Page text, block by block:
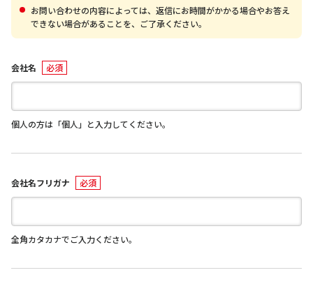
お問い合わせの内容によっては、返信にお時間がかかる場合やお答え
できない場合があることを、ご了承ください。
会社名
個人の方は「個人」と入力してください。
会社名フリガナ
全角カタカナでご入力ください。